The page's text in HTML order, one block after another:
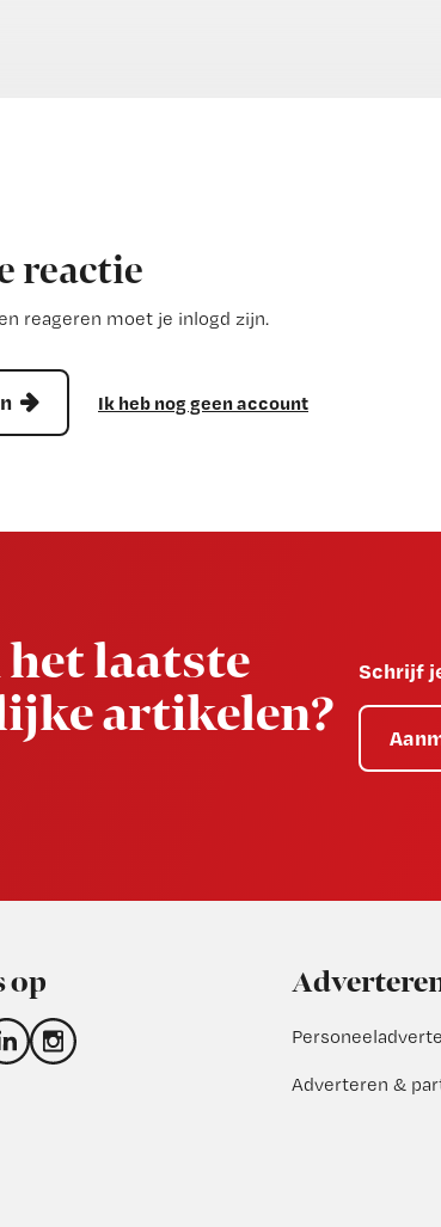
reactie
reageren moet je inlogd zijn.
Ik heb nog geen account
laatste
artikelen?
Schrijf
op
Adverteren &